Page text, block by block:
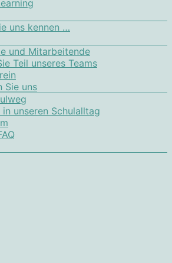
uns kennen …
und Mitarbeitende
Teil unseres Teams
Sie uns
unseren Schulalltag